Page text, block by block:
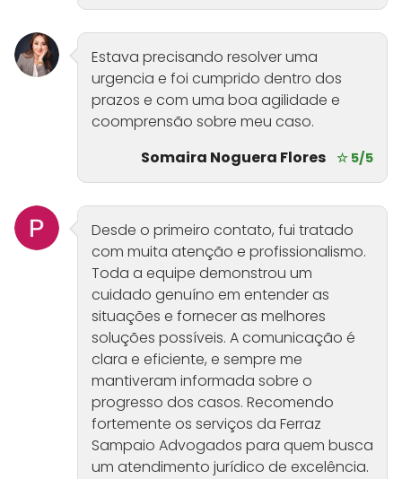
Estava precisando resolver uma
urgencia e foi cumprido dentro dos
prazos e com uma boa agilidade e
coomprensão sobre meu caso.
Somaira Noguera Flores ☆ 5/5
Desde o primeiro contato, fui tratado
com muita atenção e profissionalismo.
Toda a equipe demonstrou um
cuidado genuíno em entender as
situações e fornecer as melhores
soluções possíveis. A comunicação é
clara e eficiente, e sempre me
mantiveram informada sobre o
progresso dos casos. Recomendo
fortemente os serviços da Ferraz
Sampaio Advogados para quem busca
um atendimento jurídico de excelência.